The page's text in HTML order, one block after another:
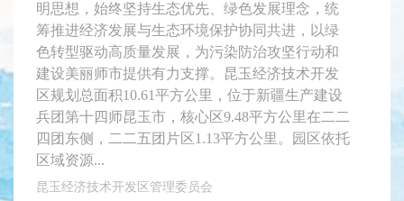
明思想，始终坚持生态优先、绿色发展理念，统
筹推进经济发展与生态环境保护协同共进，以绿
色转型驱动高质量发展，为污染防治攻坚行动和
建设美丽师市提供有力支撑。昆玉经济技术开发
区规划总面积10.61平方公里，位于新疆生产建设
兵团第十四师昆玉市，核心区9.48平方公里在二二
四团东侧，二二五团片区1.13平方公里。园区依托
区域资源...
昆玉经济技术开发区管理委员会